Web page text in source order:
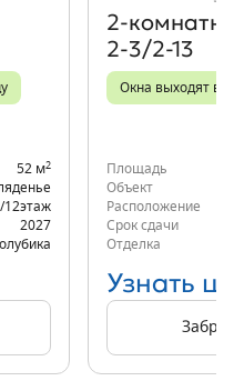
52 м2
12этаж
2027
2-3/2-13
Окна выходят во
Площадь
Объект
Расположение
Срок сдачи
Отделка
Узнать